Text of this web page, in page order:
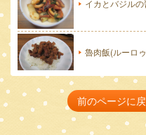
イカとバジルの
魯肉飯(ルーロ
前のページに